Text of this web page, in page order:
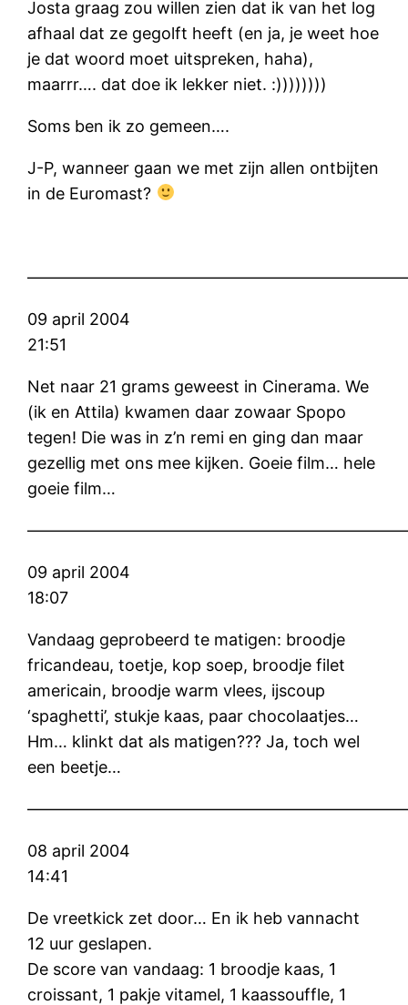
Josta graag zou willen zien dat ik van het log
afhaal dat ze gegolft heeft (en ja, je weet hoe
je dat woord moet uitspreken, haha),
maarrr…. dat doe ik lekker niet. :))))))))
Soms ben ik zo gemeen….
J-P, wanneer gaan we met zijn allen ontbijten
in de Euromast?
09 april 2004
21:51
Net naar 21 grams geweest in Cinerama. We
(ik en Attila) kwamen daar zowaar Spopo
tegen! Die was in z’n remi en ging dan maar
gezellig met ons mee kijken. Goeie film… hele
goeie film…
09 april 2004
18:07
Vandaag geprobeerd te matigen: broodje
fricandeau, toetje, kop soep, broodje filet
americain, broodje warm vlees, ijscoup
‘spaghetti’, stukje kaas, paar chocolaatjes…
Hm… klinkt dat als matigen??? Ja, toch wel
een beetje…
08 april 2004
14:41
De vreetkick zet door… En ik heb vannacht
12 uur geslapen.
De score van vandaag: 1 broodje kaas, 1
croissant, 1 pakje vitamel, 1 kaassouffle, 1